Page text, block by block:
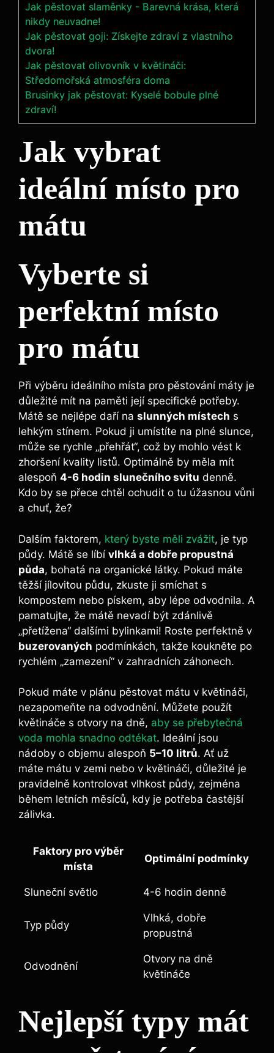
Jak pěstovat slaměnky - Barevná krása, která
nikdy neuvadne!
Jak pěstovat goji: Získejte zdraví z vlastního
dvora!
Jak pěstovat olivovník v květináči:
Středomořská atmosféra doma
Brusinky jak pěstovat: Kyselé bobule plné
zdraví!
Jak vybrat
ideální místo pro
mátu
Vyberte si
perfektní místo
pro mátu
Při výběru ideálního místa pro pěstování máty je
důležité mít na paměti její specifické potřeby.
Mátě se nejlépe daří na slunných místech s
lehkým stínem. Pokud ji umístíte na plné slunce,
může se rychle „přehřát“, což by mohlo vést k
zhoršení kvality listů. Optimálně by měla mít
alespoň 4-6 hodin slunečního svitu denně.
Kdo by se přece chtěl ochudit o tu úžasnou vůni
a chuť, že?
Dalším faktorem, který byste měli zvážit, je typ
půdy. Mátě se líbí vlhká a dobře propustná
půda, bohatá na organické látky. Pokud máte
těžší jílovitou půdu, zkuste ji smíchat s
kompostem nebo pískem, aby lépe odvodnila. A
pamatujte, že mátě nevadí být zdánlivě
„přetížena“ dalšími bylinkami! Roste perfektně v
buzerovaných podmínkách, takže koukněte po
rychlém „zamezení“ v zahradních záhonech.
Pokud máte v plánu pěstovat mátu v květináči,
nezapomeňte na odvodnění. Můžete použít
květináče s otvory na dně, aby se přebytečná
voda mohla snadno odtékat. Ideální jsou
nádoby o objemu alespoň 5–10 litrů. Ať už
máte mátu v zemi nebo v květináči, důležité je
pravidelně kontrolovat vlhkost půdy, zejména
během letních měsíců, kdy je potřeba častější
zálivka.
Faktory pro výběr
místa
Optimální podmínky
Sluneční světlo 4-6 hodin denně
Typ půdy
Vlhká, dobře
propustná
Odvodnění
Otvory na dně
květináče
Nejlepší typy mát